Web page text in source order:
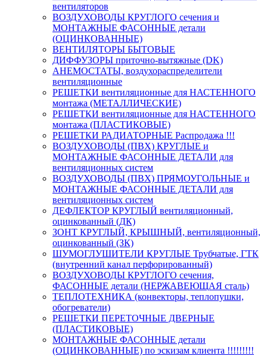
вентиляторов
ВОЗДУХОВОДЫ КРУГЛОГО сечения и
МОНТАЖНЫЕ ФАСОННЫЕ детали
(ОЦИНКОВАННЫЕ)
ВЕНТИЛЯТОРЫ БЫТОВЫЕ
ДИФФУЗОРЫ приточно-вытяжные (DK)
АНЕМОСТАТЫ, воздухораспределители
вентиляционные
РЕШЕТКИ вентиляционные для НАСТЕННОГО
монтажа (МЕТАЛЛИЧЕСКИЕ)
РЕШЕТКИ вентиляционные для НАСТЕННОГО
монтажа (ПЛАСТИКОВЫЕ)
РЕШЕТКИ РАДИАТОРНЫЕ Распродажа !!!
ВОЗДУХОВОДЫ (ПВХ) КРУГЛЫЕ и
МОНТАЖНЫЕ ФАСОННЫЕ ДЕТАЛИ для
вентиляционных систем
ВОЗДУХОВОДЫ (ПВХ) ПРЯМОУГОЛЬНЫЕ и
МОНТАЖНЫЕ ФАСОННЫЕ ДЕТАЛИ для
вентиляционных систем
ДЕФЛЕКТОР КРУГЛЫЙ вентиляционный,
оцинкованный (ДК)
ЗОНТ КРУГЛЫЙ, КРЫШНЫЙ, вентиляционный,
оцинкованный (ЗК)
ШУМОГЛУШИТЕЛИ КРУГЛЫЕ Трубчатые, ГТК
(внутренний канал перфорированный)
ВОЗДУХОВОДЫ КРУГЛОГО сечения,
ФАСОННЫЕ детали (НЕРЖАВЕЮЩАЯ сталь)
ТЕПЛОТЕХНИКА (конвекторы, теплопушки,
обогреватели)
РЕШЕТКИ ПЕРЕТОЧНЫЕ ДВЕРНЫЕ
(ПЛАСТИКОВЫЕ)
МОНТАЖНЫЕ ФАСОННЫЕ детали
(ОЦИНКОВАННЫЕ) по эскизам клиента !!!!!!!!!